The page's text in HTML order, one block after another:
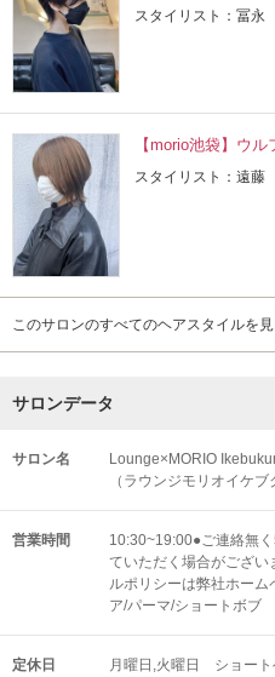
スタイリスト：冨永
【morio池袋】ウル
スタイリスト：遠藤
このサロンのすべてのヘアスタイルを
サロンデータ
サロン名
Lounge×MORIO
（ラウンジモリオイケブ
営業時間
10:30~19:00●ご連絡無
ていただく場合がござい
ルポリシーは弊社ホー
ア/パーマ/ショートボブ
定休日
月曜日,火曜日 ショート